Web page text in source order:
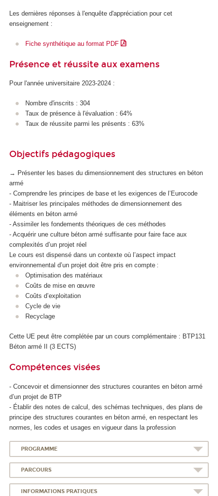
Les dernières réponses à l'enquête d'appréciation pour cet
enseignement :
Fiche synthétique au format PDF
Présence et réussite aux examens
Pour l'année universitaire 2023-2024 :
Nombre d'inscrits : 304
Taux de présence à l'évaluation : 64%
Taux de réussite parmi les présents : 63%
Objectifs pédagogiques
→ Présenter les bases du dimensionnement des structures en béton
armé
- Comprendre les principes de base et les exigences de l’Eurocode
- Maitriser les principales méthodes de dimensionnement des
éléments en béton armé
- Assimiler les fondements théoriques de ces méthodes
- Acquérir une culture béton armé suffisante pour faire face aux
complexités d’un projet réel
Le cours est dispensé dans un contexte où l’aspect impact
environnemental d’un projet doit être pris en compte :
Optimisation des matériaux
Coûts de mise en œuvre
Coûts d’exploitation
Cycle de vie
Recyclage
Cette UE peut être complétée par un cours complémentaire : BTP131
Béton armé II (3 ECTS)
Compétences visées
- Concevoir et dimensionner des structures courantes en béton armé
d’un projet de BTP
- Établir des notes de calcul, des schémas techniques, des plans de
principe des structures courantes en béton armé, en respectant les
normes, les codes et usages en vigueur dans la profession
PROGRAMME
PARCOURS
INFORMATIONS PRATIQUES